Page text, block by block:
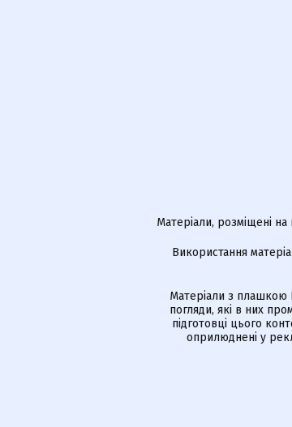
Матеріали, розміщені на
Використання
Матеріали з плашкою
погляди, які в них
підготовці цього
оприлюднені у